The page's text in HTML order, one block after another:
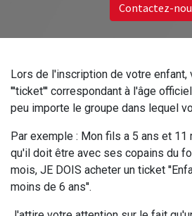
Contactez-
Lors de l'inscription de votre enfant,
'''ticket''' correspondant à l'âge
peu importe le groupe dans lequel
Par exemple : Mon fils a 5 ans et
qu'il doit être avec ses copains du
mois, JE DOIS acheter un ticket
moins de 6 ans''.